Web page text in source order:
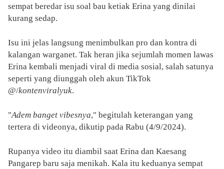
sempat beredar isu soal bau ketiak Erina yang dinilai
kurang sedap.
Isu ini jelas langsung menimbulkan pro dan kontra di
kalangan warganet. Tak heran jika sejumlah momen lawas
Erina kembali menjadi viral di media sosial, salah satunya
seperti yang diunggah oleh akun TikTok
@/kontenviralyuk.
"Adem banget vibesnya," begitulah keterangan yang
tertera di videonya, dikutip pada Rabu (4/9/2024).
Rupanya video itu diambil saat Erina dan Kaesang
Pangarep baru saja menikah. Kala itu keduanya sempat